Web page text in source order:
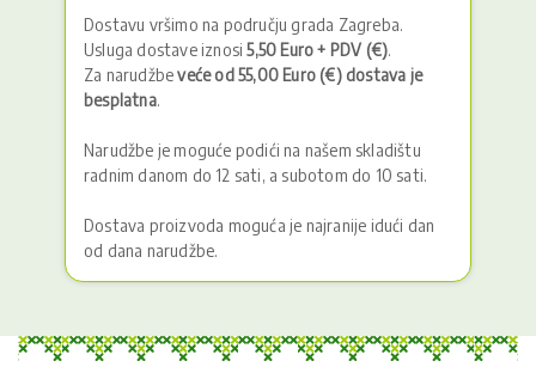
Dostavu vršimo na području grada Zagreba.
Usluga dostave iznosi5,50 Euro + PDV (€).
Za narudžbeveće od 55,00 Euro (€) dostava je
besplatna.
Narudžbe je moguće podići na našem skladištu
radnim danom do 12 sati, a subotom do 10 sati.
Dostava proizvoda moguća je najranije idući dan
od dana narudžbe.